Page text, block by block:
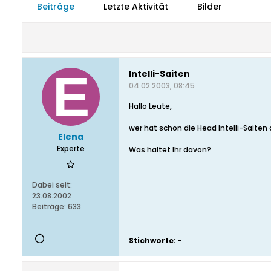
Beiträge Letzte Aktivität Bilder
Elena
Experte
Dabei seit:
23.08.2002
Beiträge: 633
Intelli-Saiten
04.02.2003, 08:45
Hallo Leute,
wer hat schon die Head Intelli-Saiten
Was haltet Ihr davon?
Stichworte: -